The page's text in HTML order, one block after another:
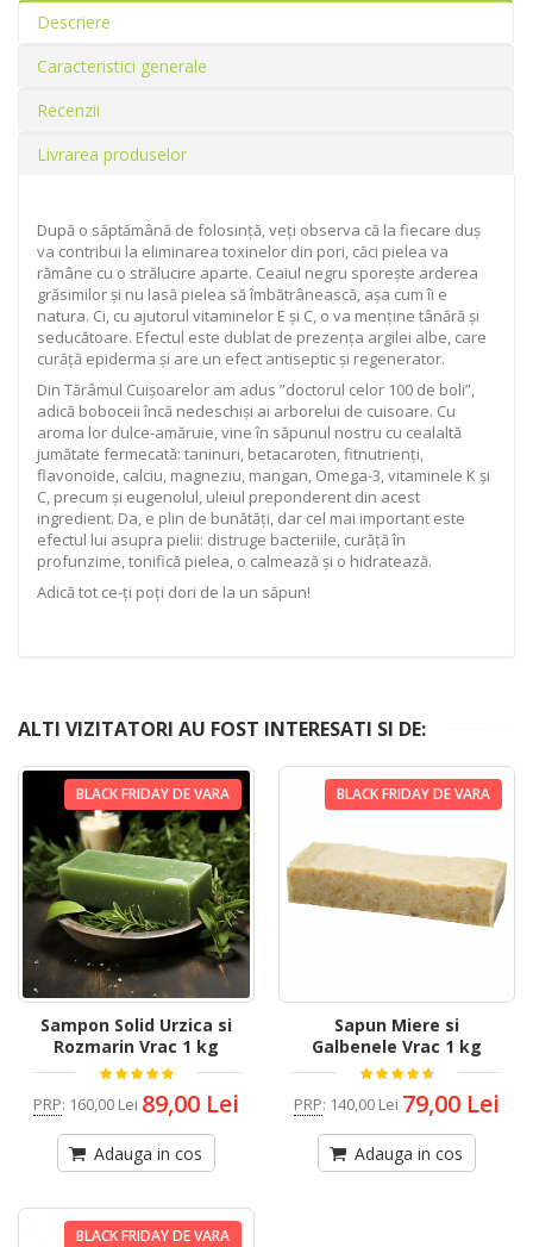
Descriere
Caracteristici generale
Recenzii
Livrarea produselor
După o săptămână de folosință, veți observa că la fiecare duș
va contribui la eliminarea toxinelor din pori, căci pielea va
rămâne cu o strălucire aparte. Ceaiul negru sporește arderea
grăsimilor și nu lasă pielea să îmbătrânească, așa cum îi e
natura. Ci, cu ajutorul vitaminelor E și C, o va menține tânără și
seducătoare. Efectul este dublat de prezența argilei albe, care
curăță epiderma și are un efect antiseptic și regenerator.
Din Tărâmul Cuișoarelor am adus ”doctorul celor 100 de boli”,
adică boboceii încă nedeschiși ai arborelui de cuisoare. Cu
aroma lor dulce-amăruie, vine în săpunul nostru cu cealaltă
jumătate fermecată: taninuri, betacaroten, fitnutrienți,
flavonoide, calciu, magneziu, mangan, Omega-3, vitaminele K și
C, precum și eugenolul, uleiul preponderent din acest
ingredient. Da, e plin de bunătăți, dar cel mai important este
efectul lui asupra pielii: distruge bacteriile, curăță în
profunzime, tonifică pielea, o calmează și o hidratează.
Adică tot ce-ți poți dori de la un săpun!
ALTI VIZITATORI AU FOST INTERESATI SI DE:
BLACK FRIDAY DE VARA
Sampon Solid Urzica si
Rozmarin Vrac 1 kg
PRP: 160,00 Lei 89,00 Lei
Adauga in cos
BLACK FRIDAY DE VARA
Sapun Miere si
Galbenele Vrac 1 kg
PRP: 140,00 Lei 79,00 Lei
Adauga in cos
BLACK FRIDAY DE VARA